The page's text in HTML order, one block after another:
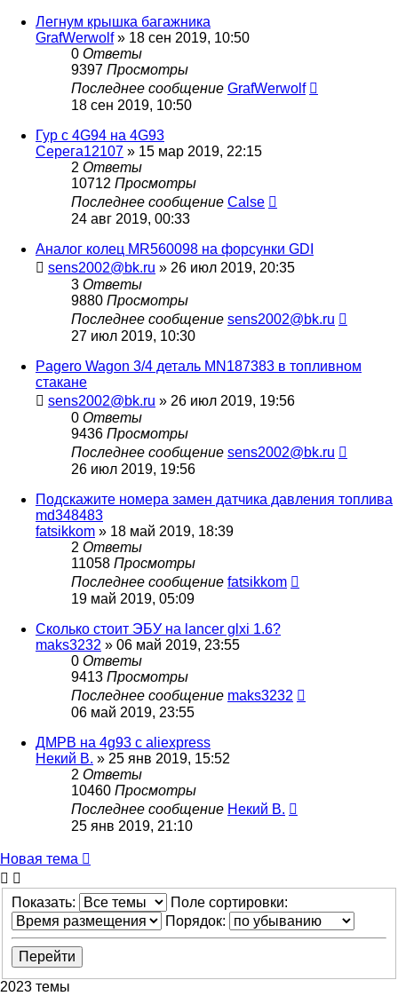
Легнум крышка багажника
GrafWerwolf» 18 сен 2019, 10:50
0 Ответы
9397 Просмотры
Последнее сообщение GrafWerwolf
18 сен 2019, 10:50
Гур с 4G94 на 4G93
Cерега12107 » 15 мар 2019, 22:15
2 Ответы
10712 Просмотры
Последнее сообщение Calse
24 авг 2019, 00:33
Аналог колец MR560098 на форсунки GDI
sens2002@bk.ru » 26 июл 2019, 20:35
3 Ответы
9880 Просмотры
Последнее сообщение sens2002@bk.ru
27 июл 2019, 10:30
Pagero Wagon 3/4 деталь MN187383 в топливном
стакане
sens2002@bk.ru » 26 июл 2019, 19:56
0 Ответы
9436 Просмотры
Последнее сообщение sens2002@bk.ru
26 июл 2019, 19:56
Подскажите номера замен датчика давления топлива
md348483
fatsikkom » 18 май 2019, 18:39
2 Ответы
11058 Просмотры
Последнее сообщение fatsikkom
19 май 2019, 05:09
Сколько стоит ЭБУ на lancer glxi 1.6?
maks3232 » 06 май 2019, 23:55
0 Ответы
9413 Просмотры
Последнее сообщение maks3232
06 май 2019, 23:55
ДМРВ на 4g93 с aliexpress
Некий В. » 25 янв 2019, 15:52
2 Ответы
10460 Просмотры
Последнее сообщение Некий В.
25 янв 2019, 21:10
Новая тема
Показать:
Поле сортировки:
Порядок:
2023 темы